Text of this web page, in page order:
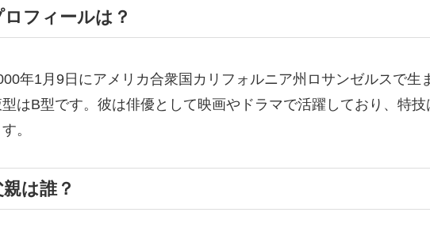
フィールは？
年1月9日にアメリカ合衆国カリフォルニア州ロサンゼルスで生
はB型です。彼は俳優として映画やドラマで活躍しており、特
。
は誰？